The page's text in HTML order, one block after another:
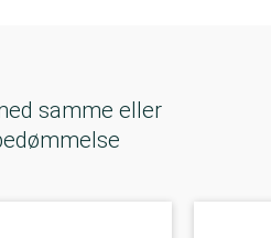
samme eller